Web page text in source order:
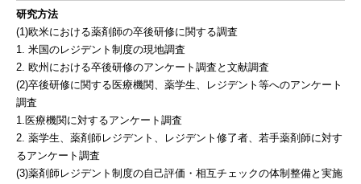
研究方法
(1)欧米における薬剤師の卒後研修に関する調査
1. 米国のレジデント制度の現地調査
2. 欧州における卒後研修のアンケート調査と文献調査
(2)卒後研修に関する医療機関、薬学生、レジデント等へのアンケート
調査
1.医療機関に対するアンケート調査
2. 薬学生、薬剤師レジデント、レジデント修了者、若手薬剤師に対す
るアンケート調査
(3)薬剤師レジデント制度の自己評価・相互チェックの体制整備と実施